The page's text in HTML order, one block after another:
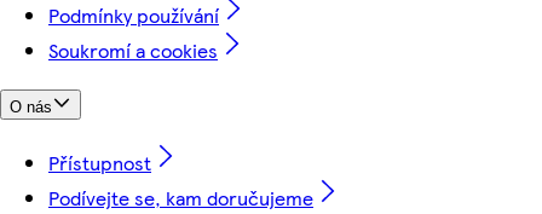
Podmínky používání
Soukromí a cookies
O nás
Přístupnost
Podívejte se, kam doručujeme